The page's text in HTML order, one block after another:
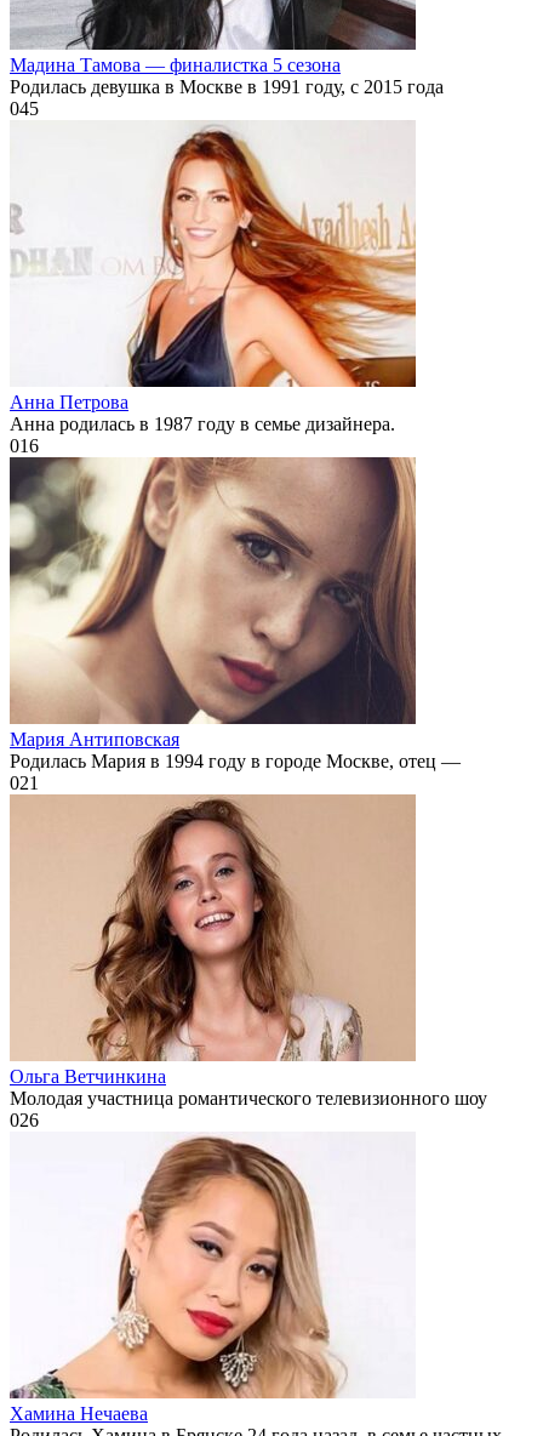
Мадина Тамова — финалистка 5 сезона
Родилась девушка в Москве в 1991 году, с 2015 года
045
Анна Петрова
Анна родилась в 1987 году в семье дизайнера.
016
Мария Антиповская
Родилась Мария в 1994 году в городе Москве, отец —
021
Ольга Ветчинкина
Молодая участница романтического телевизионного шоу
026
Хамина Нечаева